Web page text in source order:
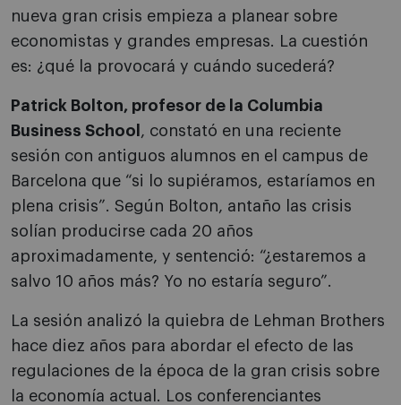
nueva gran crisis empieza a planear sobre
economistas y grandes empresas. La cuestión
es: ¿qué la provocará y cuándo sucederá?
Patrick Bolton, profesor de la Columbia
Business School , constató en una reciente
sesión con antiguos alumnos en el campus de
Barcelona que “si lo supiéramos, estaríamos en
plena crisis”. Según Bolton, antaño las crisis
solían producirse cada 20 años
aproximadamente, y sentenció: “¿estaremos a
salvo 10 años más? Yo no estaría seguro”.
La sesión analizó la quiebra de Lehman Brothers
hace diez años para abordar el efecto de las
regulaciones de la época de la gran crisis sobre
la economía actual. Los conferenciantes